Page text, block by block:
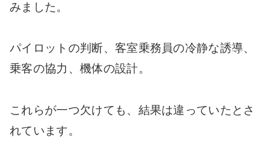
みました。
パイロットの判断、客室乗務員の冷静な誘導、
乗客の協力、機体の設計。
これらが一つ欠けても、結果は違っていたとさ
れています。